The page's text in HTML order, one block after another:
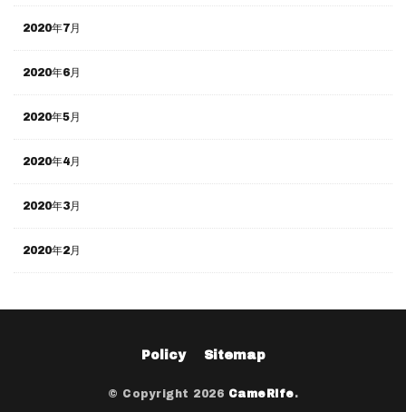
2020年7月
2020年6月
2020年5月
2020年4月
2020年3月
2020年2月
Policy Sitemap
© Copyright 2026 CameRife.